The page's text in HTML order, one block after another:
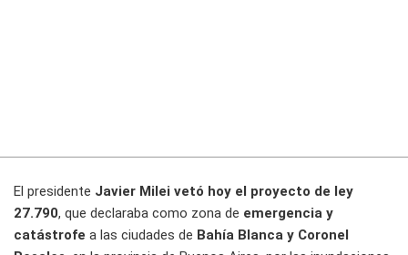
El presidente Javier Milei vetó hoy el proyecto de ley
27.790, que declaraba como zona de emergencia y
catástrofe a las ciudades de Bahía Blanca y Coronel